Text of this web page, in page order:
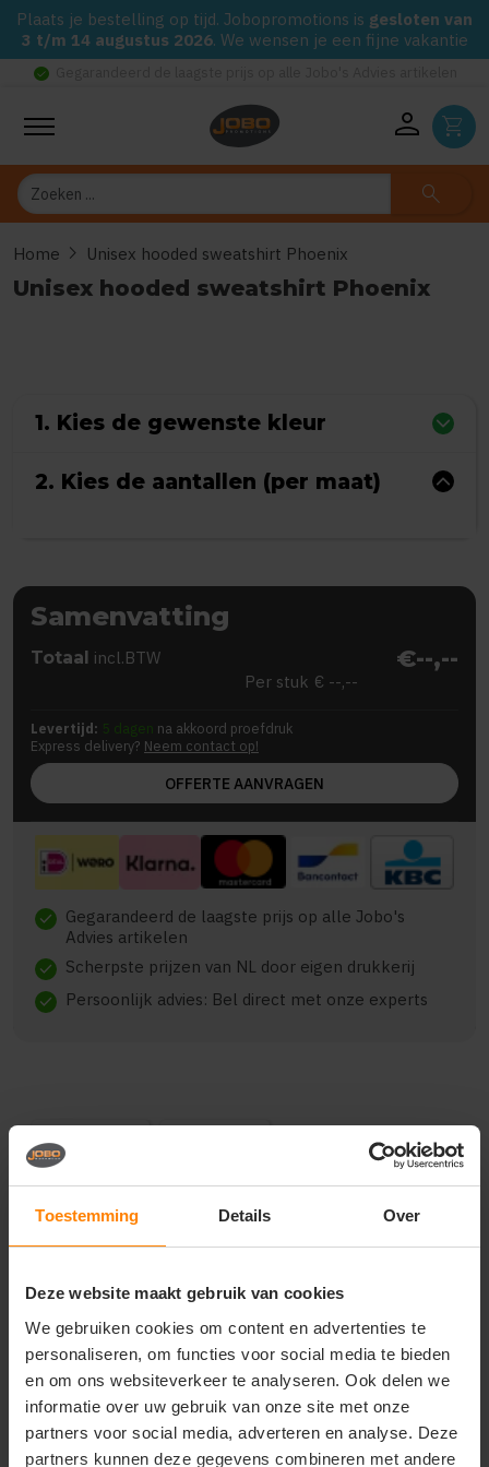
Toestemming Details Over
Deze website maakt gebruik van cookies
We gebruiken cookies om content en advertenties te
personaliseren, om functies voor social media te bieden
en om ons websiteverkeer te analyseren. Ook delen we
informatie over uw gebruik van onze site met onze
partners voor social media, adverteren en analyse. Deze
partners kunnen deze gegevens combineren met andere
Plaats je bestelling op tijd. Jobopromotions is gesloten van
3 t/m 14 augustus 2026. We wensen je een fijne vakantie
check_circle
person shopping_cart
Zoeken search
Home chevron_right Unisex hooded sweatshirt Phoenix
Unisex hooded sweatshirt Phoenix
1. Kies de gewenste kleur
2. Kies de aantallen (per maat)
Samenvatting
Totaal incl.BTW €--,--
Per stuk € --,--
Levertijd: 5 dagen na akkoord proefdruk
Express delivery? Neem contact op!
OFFERTE AANVRAGEN
check Gegarandeerd de laagste prijs op alle Jobo's
Advies artikelen
check Scherpste prijzen van NL door eigen drukkerij
check Persoonlijk advies: Bel direct met onze experts
Beschrijving
{"qty":56,"clr":"Royal Blue","szs":
{"pp":"Achterzijde","pt":"Bedrukking","ct":"Vier of
meer kleuren"},
{"pp":"Linkermouw","pt":"Bedrukking","ct":"E\u00e9n
kleur"},
{"pp":"Rechtermouw","pt":"Bedrukking","ct":"E\u00e9n
kleur"}]}